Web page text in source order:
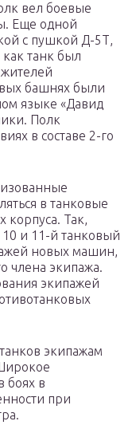
вел боевые
Еще одной
с пушкой Д-5Т,
танк был
башнях были
языке «Давид
Полк
в составе 2-го
в танковые
корпуса. Так,
и 11-й танковый
новых машин,
члена экипажа.
экипажей
экипажам
боях в
при